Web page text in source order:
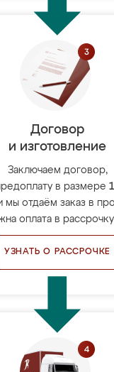
Договор
и изготовление
Заключаем договор,
в размере
мы отдаём заказ в
оплата в
УЗНАТЬ О РАССРОЧКЕ